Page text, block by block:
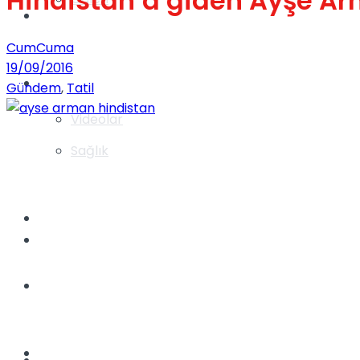
Videolar
Gündem
Yaşam
Sağlık
CumCuma
19/09/2016
Gündem, Tatil